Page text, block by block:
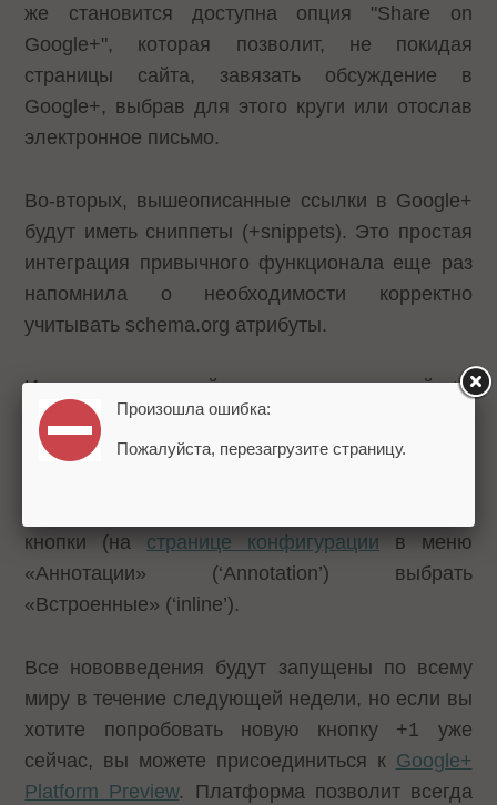
же становится доступна опция "Share on
Google+", которая позволит, не покидая
страницы сайта, завязать обсуждение в
Google+, выбрав для этого круги или отослав
электронное письмо.
Во-вторых, вышеописанные ссылки в Google+
будут иметь сниппеты (+snippets). Это простая
интеграция привычного функционала еще раз
напомнила о необходимости корректно
учитывать schema.org атрибуты.
И наконец, на сайтах рядом с кнопкой +1
появилисьвстроенные аннотации
изображения лиц и имен тех, кто кликнул на +1
кнопки (на странице конфигурации в меню
«Аннотации» (‘Annotation’) выбрать
«Встроенные» (‘inline’).
Все нововведения будут запущены по всему
миру в течение следующей недели, но если вы
хотите попробовать новую кнопку +1 уже
сейчас, вы можете присоединиться к Google+
Platform Preview. Платформа позволит всегда
Произошла ошибка:
Пожалуйста, перезагрузите страницу.